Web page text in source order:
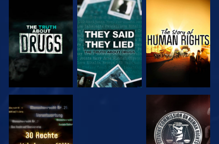
ANSEHEN ANSEHEN
ANSEHEN ANSEHEN